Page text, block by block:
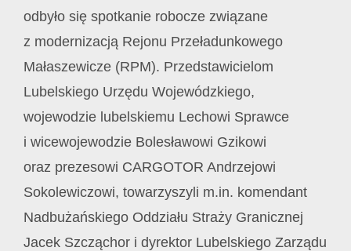
odbyło się spotkanie robocze związane
z modernizacją Rejonu Przeładunkowego
Małaszewicze (RPM). Przedstawicielom
Lubelskiego Urzędu Wojewódzkiego,
wojewodzie lubelskiemu Lechowi Sprawce
i wicewojewodzie Bolesławowi Gzikowi
oraz prezesowi CARGOTOR Andrzejowi
Sokolewiczowi, towarzyszyli m.in. komendant
Nadbużańskiego Oddziału Straży Granicznej
Jacek Szcząchor i dyrektor Lubelskiego Zarządu